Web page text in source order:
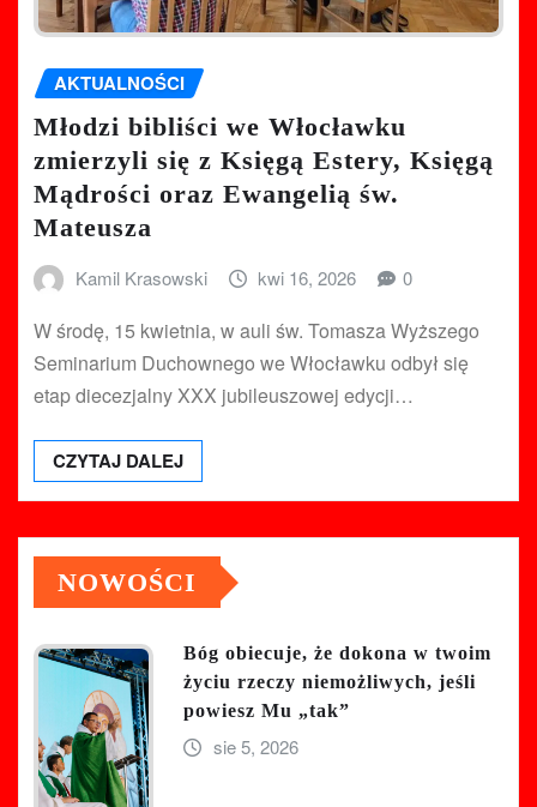
AKTUALNOŚCI
Młodzi bibliści we Włocławku
zmierzyli się z Księgą Estery, Księgą
Mądrości oraz Ewangelią św.
Mateusza
Kamil Krasowski kwi 16, 2026 0
W środę, 15 kwietnia, w auli św. Tomasza Wyższego
Seminarium Duchownego we Włocławku odbył się
etap diecezjalny XXX jubileuszowej edycji…
CZYTAJ DALEJ
NOWOŚCI
Bóg obiecuje, że dokona w twoim
życiu rzeczy niemożliwych, jeśli
powiesz Mu „tak”
sie 5, 2026